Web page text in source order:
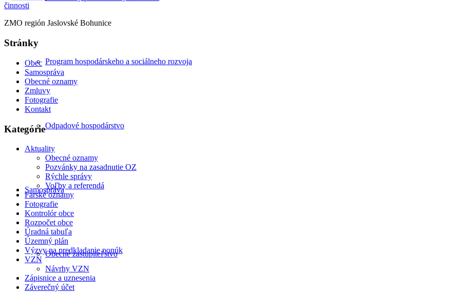
Program hospodárskeho a sociálneho rozvoja
Odpadové hospodárstvo
Samospráva
Obecné zastupiteľstvo
ZMO región Jaslovské Bohunice
Stránky
Obec
Samospráva
Obecné oznamy
Zmluvy
Fotografie
Kontakt
Kategórie
Aktuality
Obecné oznamy
Pozvánky na zasadnutie OZ
Rýchle správy
Voľby a referendá
Farské oznamy
Fotografie
Kontrolór obce
Rozpočet obce
Úradná tabuľa
Územný plán
Výzvy na predkladanie ponúk
VZN
Návrhy VZN
Zápisnice a uznesenia
Záverečný účet